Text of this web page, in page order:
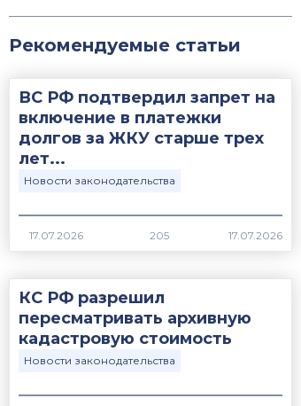
Рекомендуемые статьи
ВС РФ подтвердил запрет на
включение в платежки
долгов за ЖКУ старше трех
лет...
Новости законодательства
17.07.2026 205
КС РФ разрешил
пересматривать архивную
кадастровую стоимость
Новости законодательства